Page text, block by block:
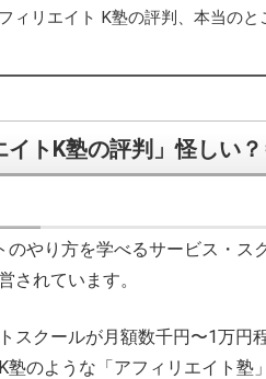
ィリエイト K塾の評判、本当のと
イトK塾の評判」怪しい
のやり方を学べるサービス・ス
されています。
スクールが月額数千円〜1万円
塾のような「アフィリエイト